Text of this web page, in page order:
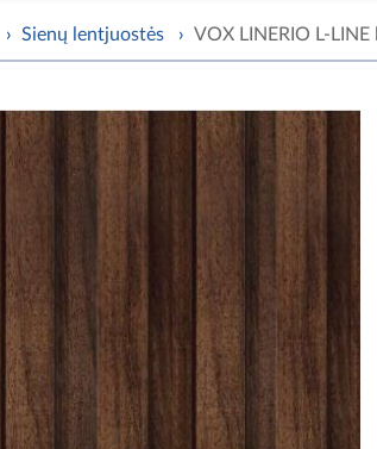
› Sienų lentjuostės › VOX LINERIO L-